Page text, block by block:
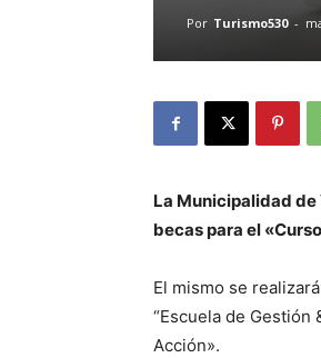
Por Turismo530 -
La Municipalidad
becas para el
El mismo se
“Escuela de Gestión
Acción».